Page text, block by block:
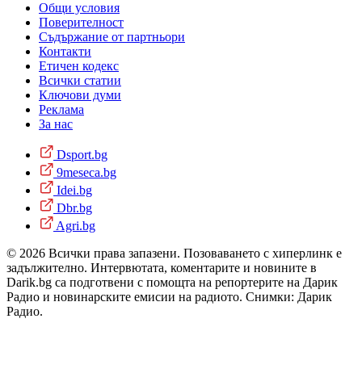
Общи условия
Поверителност
Съдържание от партньори
Контакти
Етичен кодекс
Всички статии
Ключови думи
Реклама
За нас
Dsport.bg
9meseca.bg
Idei.bg
Dbr.bg
Agri.bg
© 2026 Всички права запазени. Позоваването с хиперлинк е
задължително. Интервютата, коментарите и новините в
Darik.bg са подготвени с помощта на репортерите на Дарик
Радио и новинарските емисии на радиото. Снимки: Дарик
Радио.